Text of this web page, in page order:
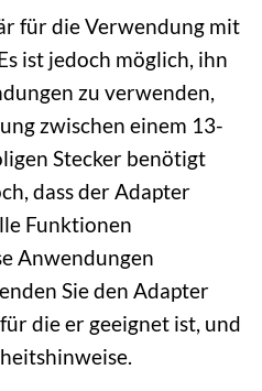
für die Verwendung mit
ist jedoch möglich, ihn
zu verwenden,
zwischen einem 13-
Stecker benötigt
dass der Adapter
Funktionen
Anwendungen
Sie den Adapter
die er geeignet ist, und